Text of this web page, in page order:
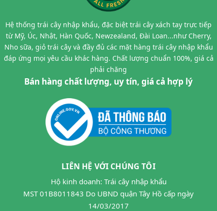
Hệ thống trái cây nhập khẩu, đặc biệt trái cây xách tay trực tiếp
từ Mỹ, Úc, Nhật, Hàn Quốc, Newzealand, Đài Loan...như Cherry,
Nho sữa, giỏ trái cây và đầy đủ các mặt hàng trái cây nhập khẩu
đáp ứng mọi yêu cầu khác hàng. Chất lượng chuẩn 100%, giá cả
phải chăng
Bán hàng chất lượng, uy tín, giá cả hợp lý
LIÊN HỆ VỚI CHÚNG TÔI
Hộ kinh doanh: Trái cây nhập khẩu
MST 01B8011843 Do UBND quận Tây Hồ cấp ngày
14/03/2017